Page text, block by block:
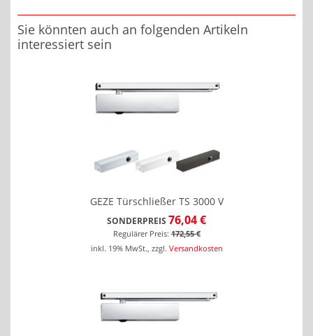
Sie könnten auch an folgenden Artikeln
interessiert sein
GEZE Türschließer TS 3000 V
SONDERPREIS 76,04 €
Regulärer Preis: 172,55 €
inkl. 19% MwSt., zzgl. Versandkosten